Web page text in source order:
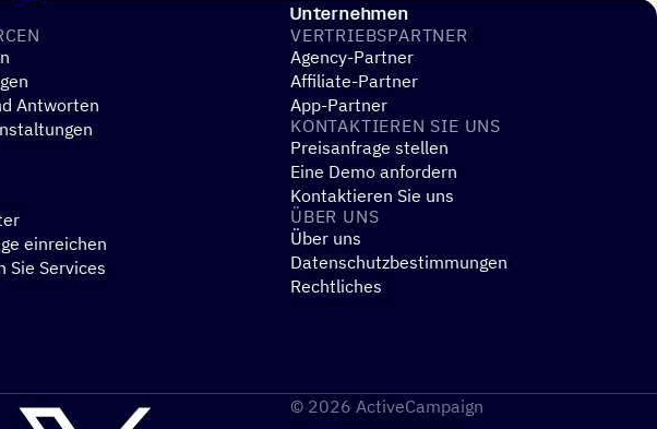
Antworten
einreichen
Sie Services
Unternehmen
VERTRIEBS­PART­NER
Agency-Partner
Affiliate-Partner
App-Partner
KONTAK­TIE­REN SIE UNS
Preisanfrage stellen
Eine Demo anfordern
Kontaktieren Sie uns
ÜBER UNS
Über uns
Datenschutzbestimmungen
Rechtliches
© 2026 ActiveCampaign